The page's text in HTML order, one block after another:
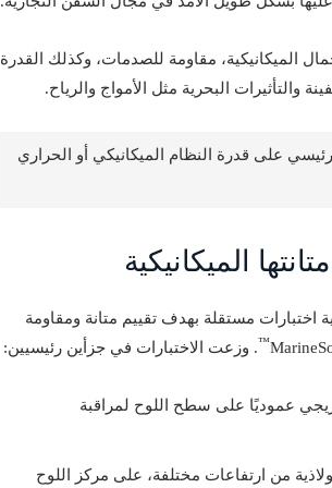
الميكانيكية، مقاومة للصدمات، وكذلك القدرة
والتأثيرات البحرية مثل الأمواج والرياح.
على قدرة النظام الميكانيكي أو الحراري
اختبارات مستقلة بهدف تقييم متانة ومقاومة
™. وزعت الاختبارات في جزأين رئيسيين:
عموديًا على سطح اللوح لمراقبة
من ارتفاعات مختلفة، على مركز اللوح